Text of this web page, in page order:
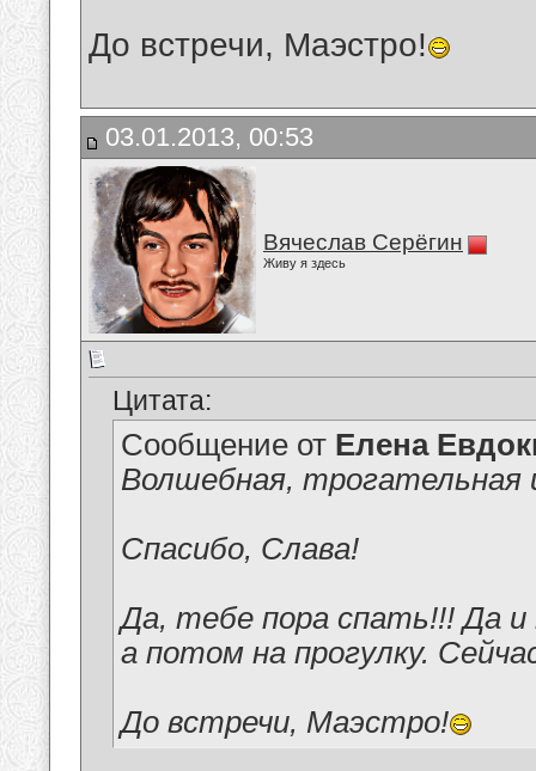
До встречи, Маэстро!
03.01.2013, 00:53
Вячеслав Серёгин
Живу я здесь
Цитата:
Сообщение от Елена
Волшебная, трогательная
Спасибо, Слава!
Да, тебе пора спать!!! Да
а потом на прогулку.
До встречи, Маэстро!